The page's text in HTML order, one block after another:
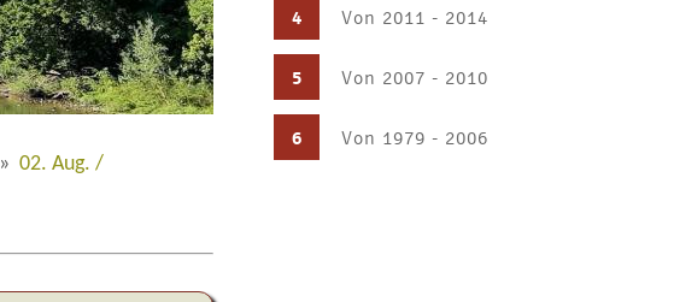
4 Von 2011 - 2014
5 Von 2007 - 2010
6 Von 1979 - 2006
» 02. Aug. /